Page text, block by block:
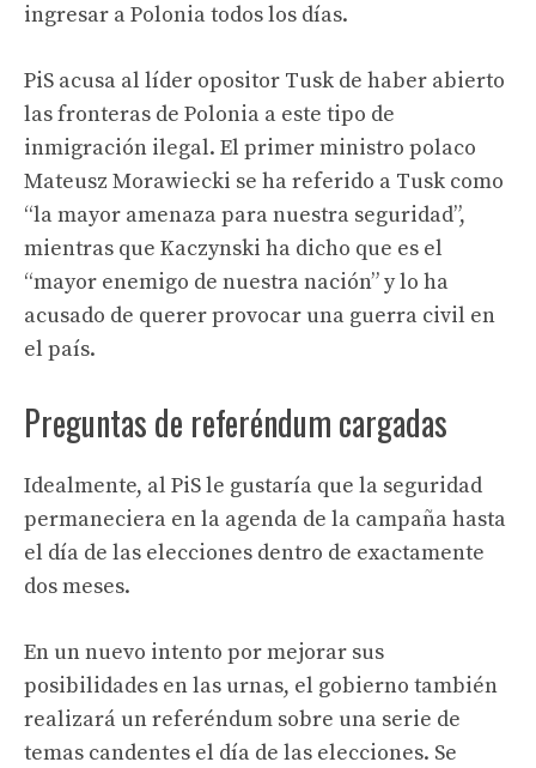
ingresar a Polonia todos los días.
PiS acusa al líder opositor Tusk de haber abierto
las fronteras de Polonia a este tipo de
inmigración ilegal. El primer ministro polaco
Mateusz Morawiecki se ha referido a Tusk como
“la mayor amenaza para nuestra seguridad”,
mientras que Kaczynski ha dicho que es el
“mayor enemigo de nuestra nación” y lo ha
acusado de querer provocar una guerra civil en
el país.
Preguntas de referéndum cargadas
Idealmente, al PiS le gustaría que la seguridad
permaneciera en la agenda de la campaña hasta
el día de las elecciones dentro de exactamente
dos meses.
En un nuevo intento por mejorar sus
posibilidades en las urnas, el gobierno también
realizará un referéndum sobre una serie de
temas candentes el día de las elecciones. Se